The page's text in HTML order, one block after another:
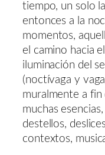
tiempo, un solo
entonces a la
momentos,
el camino hacia
iluminación del
(noctívaga y
muralmente a fin
muchas
destellos,
contextos,